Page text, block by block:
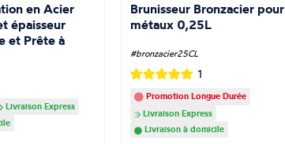
en Acier
épaisseur
et Prête à
Livraison Express
Brunisseur Bronzacier pour
métaux 0,25L
#bronzacier25CL
1
Promotion Longue Durée
Livraison Express
Livraison à domicile